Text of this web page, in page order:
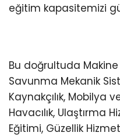
eğitim kapasitemizi
Bu doğrultuda Makine
Savunma Mekanik
Kaynakçılık, Mobilya
Havacılık, Ulaştırma
Eğitimi, Güzellik